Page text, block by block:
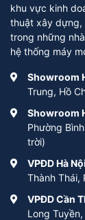
khu vực kinh
thuật xây
trong những
hệ thống máy
Showroom
Trung, Hồ
Showroom
Phường
trời)
VPĐD Hà
Thành Thái,
VPĐD Cần
Long